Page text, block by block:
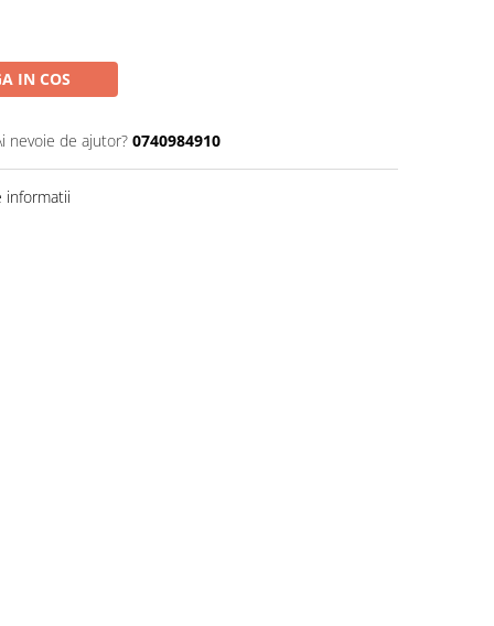
IN COS
nevoie de ajutor? 0740984910
informatii